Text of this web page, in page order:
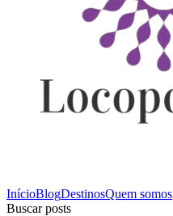
InícioBlogDestinosQuem somos
Buscar posts